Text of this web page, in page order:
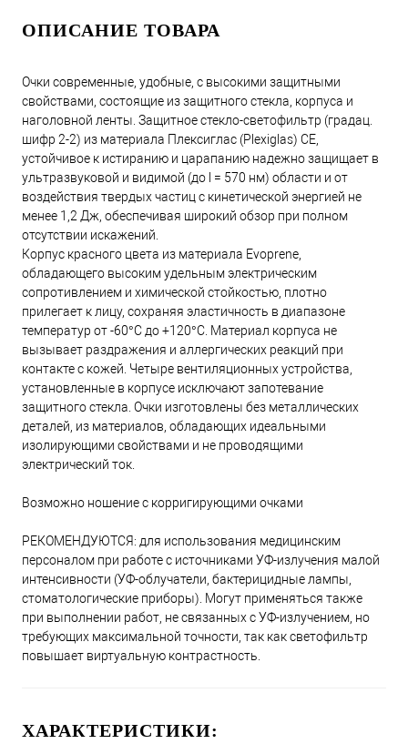
ОПИСАНИЕ ТОВАРА
Очки современные, удобные, с высокими защитными
свойствами, состоящие из защитного стекла, корпуса и
наголовной ленты. Защитное стекло-светофильтр (градац.
шифр 2-2) из материала Плексиглас (Plexiglas) СЕ,
устойчивое к истиранию и царапанию надежно защищает в
ультразвуковой и видимой (до l = 570 нм) области и от
воздействия твердых частиц с кинетической энергией не
менее 1,2 Дж, обеспечивая широкий обзор при полном
отсутствии искажений.
Корпус красного цвета из материала Evoprene,
обладающего высоким удельным электрическим
сопротивлением и химической стойкостью, плотно
прилегает к лицу, сохраняя эластичность в диапазоне
температур от -60°С до +120°С. Материал корпуса не
вызывает раздражения и аллергических реакций при
контакте с кожей. Четыре вентиляционных устройства,
установленные в корпусе исключают запотевание
защитного стекла. Очки изготовлены без металлических
деталей, из материалов, обладающих идеальными
изолирующими свойствами и не проводящими
электрический ток.
Возможно ношение с корригирующими очками
РЕКОМЕНДУЮТСЯ: для использования медицинским
персоналом при работе с источниками УФ-излучения малой
интенсивности (УФ-облучатели, бактерицидные лампы,
стоматологические приборы). Могут применяться также
при выполнении работ, не связанных с УФ-излучением, но
требующих максимальной точности, так как светофильтр
повышает виртуальную контрастность.
ХАРАКТЕРИСТИКИ: